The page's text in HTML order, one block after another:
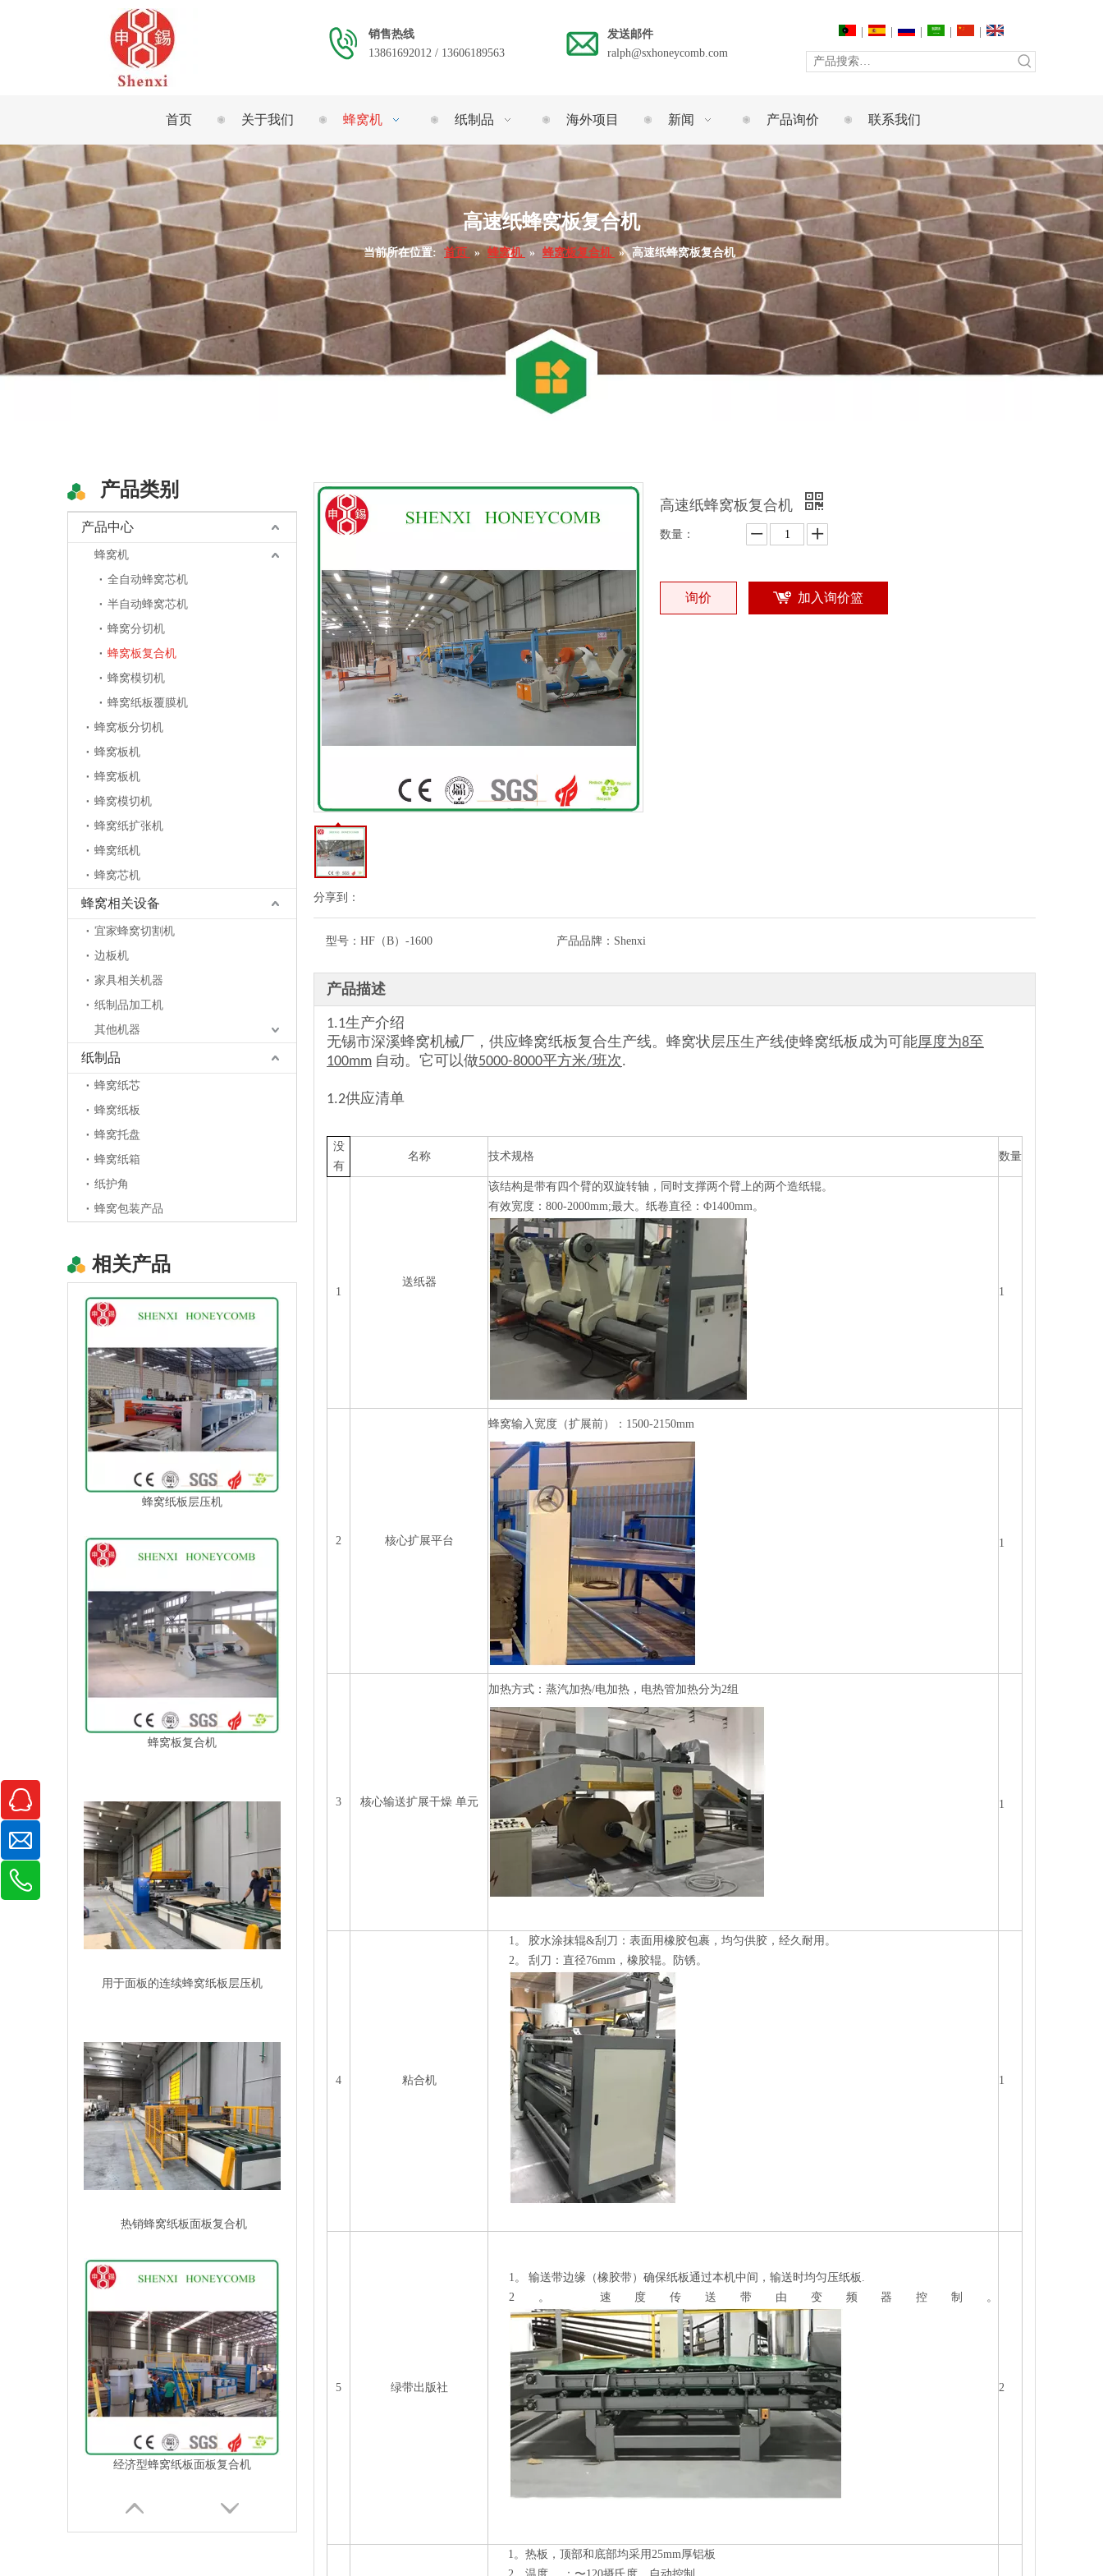
销售热线
13861692012 / 13606189563
发送邮件
ralph@sxhoneycomb.com
首页 关于我们 蜂窝机 纸制品 海外项目 新闻 产品询价 联系我们
高速纸蜂窝板复合机
当前所在位置: 首页 » 蜂窝机 » 蜂窝板复合机 » 高速纸蜂窝板复合机
产品类别
产品中心
蜂窝机
全自动蜂窝芯机
半自动蜂窝芯机
蜂窝分切机
蜂窝板复合机
蜂窝模切机
蜂窝纸板覆膜机
蜂窝板分切机
蜂窝板机
蜂窝板机
蜂窝模切机
蜂窝纸扩张机
蜂窝纸机
蜂窝芯机
蜂窝相关设备
宜家蜂窝切割机
边板机
家具相关机器
纸制品加工机
其他机器
纸制品
蜂窝纸芯
蜂窝纸板
蜂窝托盘
蜂窝纸箱
纸护角
蜂窝包装产品
相关产品高效蜂窝纸板复合机
蜂窝纸板层压机
蜂窝板复合机
用于面板的连续蜂窝纸板层压机
热销蜂窝纸板面板复合机
经济型蜂窝纸板面板复合机
分享到：
高速纸蜂窝板复合机
数量：
询价 加入询价篮
型号： HF（B）-1600 产品品牌： Shenxi
产品描述
1.1生产介绍
无锡市深溪蜂窝机械厂，供应蜂窝纸板复合生产线。蜂窝状层压生产线使蜂窝纸板成为可能厚度为8至
100mm 自动。它可以做5000-8000平方米/班次.
1.2供应清单
没
有
名称 技术规格 数量
1
送纸器
该结构是带有四个臂的双旋转轴，同时支撑两个臂上的两个造纸辊。
有效宽度：800-2000mm;最大。纸卷直径：Φ1400mm。
1
2 核心扩展平台
蜂窝输入宽度（扩展前）：1500-2150mm
1
3 核心输送扩展干燥 单元
加热方式：蒸汽加热/电加热，电热管加热分为2组
1
4 粘合机
1。
胶水涂抹辊&刮刀：表面用橡胶包裹，均匀供胶，经久耐用。
2。
刮刀：直径76mm，橡胶辊。防锈。
1
5 绿带出版社
1。 输送带边缘（橡胶带）确保纸板通过本机中间，输送时均匀压纸板 .
2。
速度传送带由变频器控制。
2
1。 热板，顶部和底部均采用25mm厚铝板